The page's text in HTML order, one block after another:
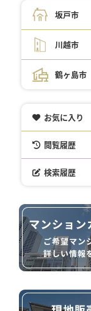
坂戸市
川越市
鶴ヶ島市
お気に入り
閲覧履歴
検索履歴